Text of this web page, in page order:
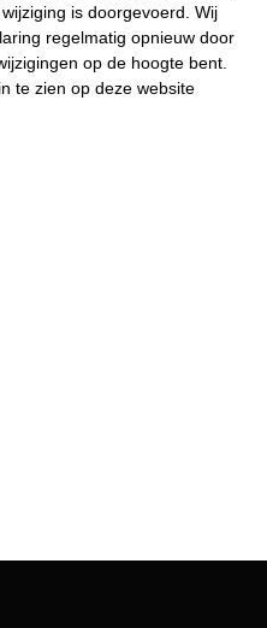
is doorgevoerd. Wij
regelmatig opnieuw door
op de hoogte bent.
te zien op deze website